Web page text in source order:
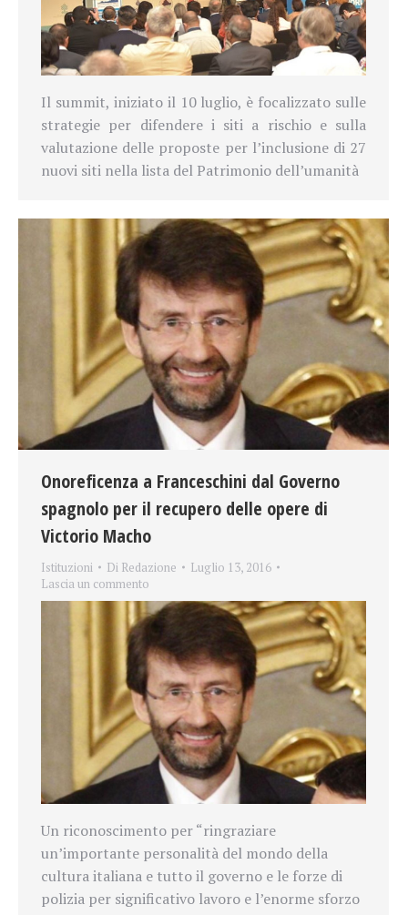
Il summit, iniziato il 10 luglio, è focalizzato sulle
strategie per difendere i siti a rischio e sulla
valutazione delle proposte per l’inclusione di 27
nuovi siti nella lista del Patrimonio dell’umanità
Onoreficenza a Franceschini dal Governo
spagnolo per il recupero delle opere di
Victorio Macho
Istituzioni Di Redazione
Luglio 13, 2016
Lascia un commento
Un riconoscimento per“ringraziare
un’importante personalità del mondo della
cultura italiana e tutto il governo e le forze di
polizia per significativo lavoro e l’enorme sforzo